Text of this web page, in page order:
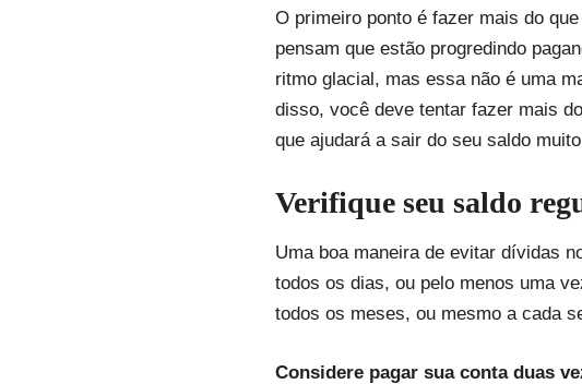
O primeiro ponto é fazer mais do
pensam que estão progredindo
ritmo glacial, mas essa não é uma
disso, você deve tentar fazer mais
que ajudará a sair do seu saldo
Verifique seu saldo
Uma boa maneira de evitar dívidas
todos os dias, ou pelo menos uma
todos os meses, ou mesmo a cada
Considere pagar sua conta duas